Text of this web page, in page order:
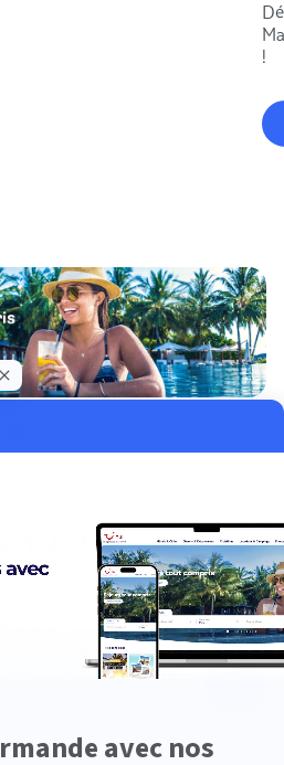
!
Des hôtels choisis
avec soin